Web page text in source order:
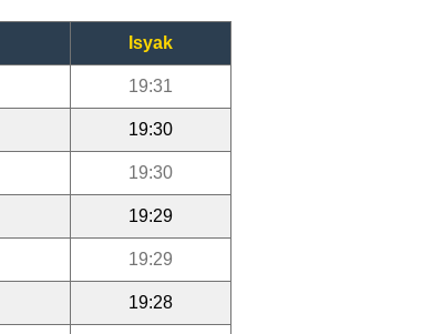
Isyak
19:31
19:30
19:30
19:29
19:29
19:28